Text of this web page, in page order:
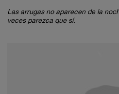
Las arrugas no aparecen de la
veces parezca que sí.